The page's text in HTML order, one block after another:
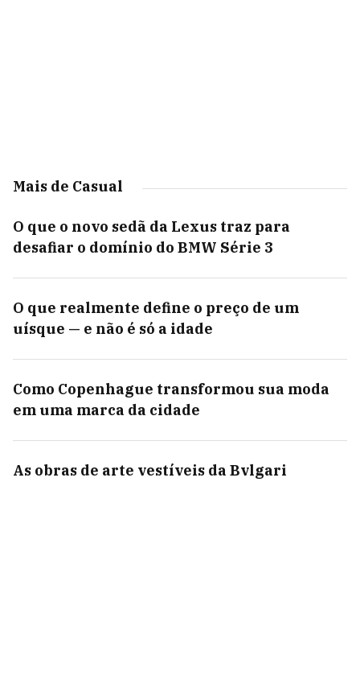
Mais de Casual
O que o novo sedã da Lexus traz para
desafiar o domínio do BMW Série 3
O que realmente define o preço de um
uísque — e não é só a idade
Como Copenhague transformou sua moda
em uma marca da cidade
As obras de arte vestíveis da Bvlgari